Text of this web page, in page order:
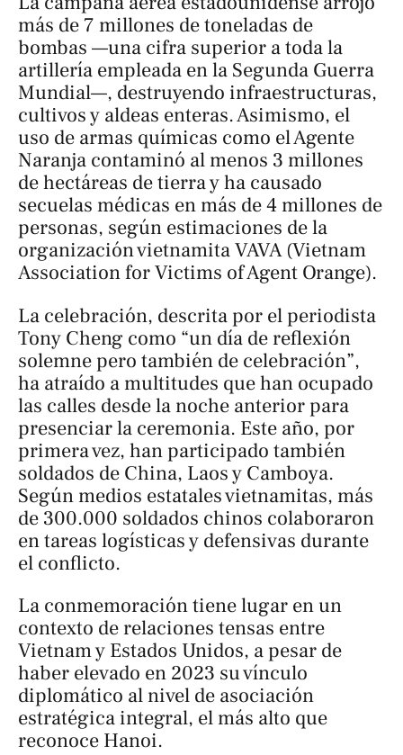
más de 7 millones de toneladas de
bombas —una cifra superior a toda la
artillería empleada en la Segunda Guerra
Mundial—, destruyendo infraestructuras,
cultivos y aldeas enteras. Asimismo, el
uso de armas químicas como el Agente
Naranja contaminó al menos 3 millones
de hectáreas de tierra y ha causado
secuelas médicas en más de 4 millones de
personas, según estimaciones de la
organización vietnamita VAVA (Vietnam
Association for Victims of Agent Orange).
La celebración, descrita por el periodista
Tony Cheng como “un día de reflexión
solemne pero también de celebración”,
ha atraído a multitudes que han ocupado
las calles desde la noche anterior para
presenciar la ceremonia. Este año, por
primera vez, han participado también
soldados de China, Laos y Camboya.
Según medios estatales vietnamitas, más
de 300.000 soldados chinos colaboraron
en tareas logísticas y defensivas durante
el conflicto.
La conmemoración tiene lugar en un
contexto de relaciones tensas entre
Vietnam y Estados Unidos, a pesar de
haber elevado en 2023 su vínculo
diplomático al nivel de asociación
estratégica integral, el más alto que
reconoce Hanoi.